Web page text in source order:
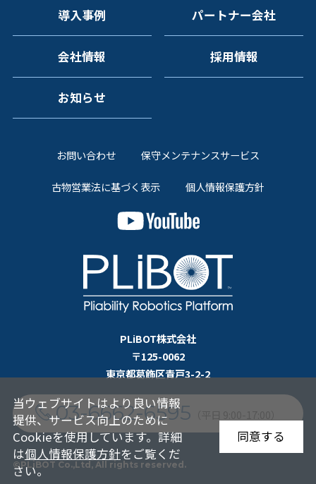
導入事例 パートナー会社
会社情報 採用情報
お知らせ
お問い合わせ 保守メンテナンスサービス
古物営業法に基づく表示 個人情報保護方針
PLiBOT株式会社
〒125-0062
東京都葛飾区青戸3-2-2
03-6662-6595
©PLiBOT Co.,Ltd, All rights reserved.
当ウェブサイトはより良い情報
提供、サービス向上のために
Cookieを使用しています。詳細
は個人情報保護方針をご覧くだ
さい。
同意する